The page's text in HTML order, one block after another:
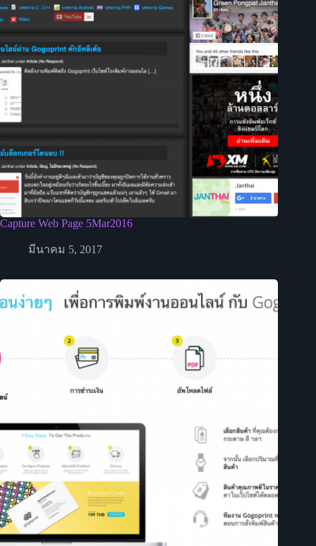
Capture Web Page 5Mar2016
มีนาคม 5, 2017